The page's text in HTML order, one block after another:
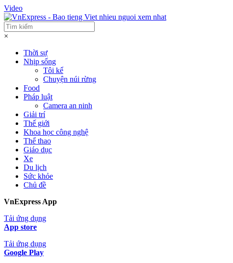
Video
×
Thời sự
Nhịp sống
Tôi kể
Chuyện núi rừng
Food
Pháp luật
Camera an ninh
Giải trí
Thế giới
Khoa học công nghệ
Thể thao
Giáo dục
Xe
Du lịch
Sức khỏe
Chủ đề
VnExpress App
Tải ứng dụng
App store
Tải ứng dụng
Google Play